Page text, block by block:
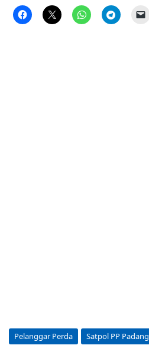
Pelanggar Perda Satpol PP Padang